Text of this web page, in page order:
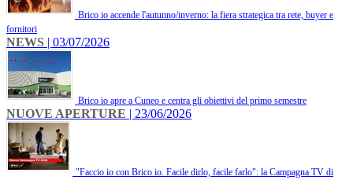
Brico io accende l'autunno/inverno: la fiera strategica tra rete, buyer e
fornitori
NEWS | 03/07/2026
Brico io apre a Cuneo e centra gli obiettivi del primo semestre
NUOVE APERTURE | 23/06/2026
"Faccio io con Brico io. Facile dirlo, facile farlo": la Campagna TV di